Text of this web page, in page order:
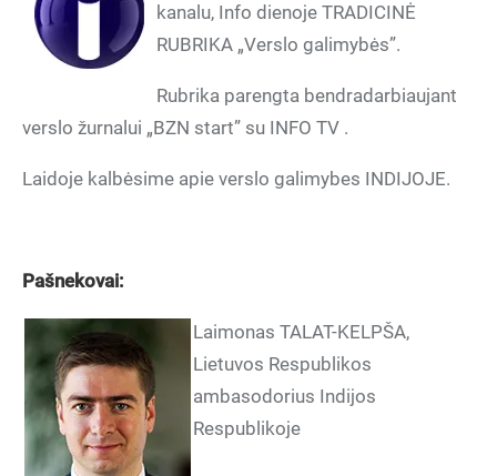
kanalu, Info dienoje TRADICINĖ
RUBRIKA „Verslo galimybės”.
Rubrika parengta bendradarbiaujant
verslo žurnalui „BZN start” su INFO TV .
Laidoje kalbėsime apie verslo galimybes INDIJOJE.
Pašnekovai:
Laimonas TALAT-KELPŠA,
Lietuvos Respublikos
ambasodorius Indijos
Respublikoje